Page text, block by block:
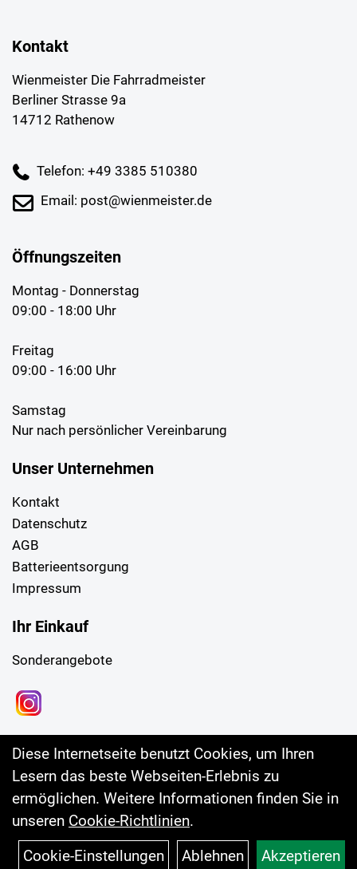
Kontakt
Wienmeister Die Fahrradmeister
Berliner Strasse 9a
14712 Rathenow
Telefon: +49 3385 510380
Email: post@wienmeister.de
Öffnungszeiten
Montag - Donnerstag
09:00 - 18:00 Uhr
Freitag
09:00 - 16:00 Uhr
Samstag
Nur nach persönlicher Vereinbarung
Unser Unternehmen
Kontakt
Datenschutz
AGB
Batterieentsorgung
Impressum
Ihr Einkauf
Sonderangebote
Diese Internetseite benutzt Cookies, um Ihren
Lesern das beste Webseiten-Erlebnis zu
ermöglichen. Weitere Informationen finden Sie in
unseren Cookie-Richtlinien.
Cookie-Einstellungen
Ablehnen Akzeptieren